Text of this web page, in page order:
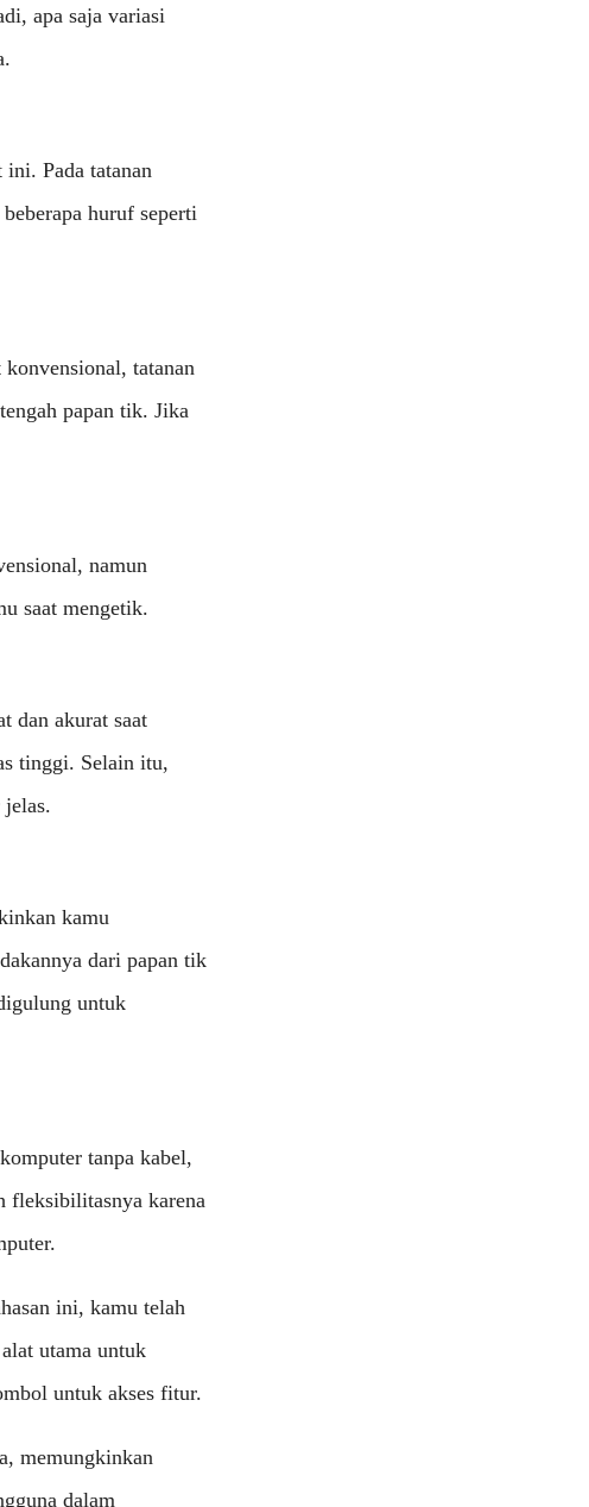
apa saja variasi
Pada tatanan
huruf seperti
tatanan
papan tik. Jika
namun
saat mengetik.
dan akurat saat
tinggi. Selain itu,
kamu
dari papan tik
untuk
tanpa kabel,
fleksibilitasnya karena
ini, kamu telah
utama untuk
untuk akses fitur.
memungkinkan
dalam